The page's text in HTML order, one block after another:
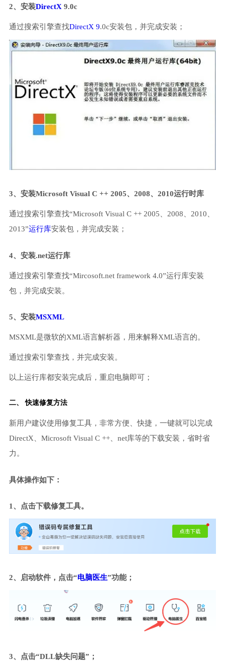
2、安装DirectX 9.0c
通过搜索引擎查找DirectX 9.0c安装包，并完成安装；
3、安装Microsoft Visual C ++ 2005、2008、2010运行时库
通过搜索引擎查找“Microsoft Visual C ++ 2005、2008、2010、
2013”运行库安装包，并完成安装；
4、安装.net运行库
通过搜索引擎查找“Mircosoft.net framework 4.0”运行库安装
包，并完成安装。
5、安装MSXML
MSXML是微软的XML语言解析器，用来解释XML语言的。
通过搜索引擎查找，并完成安装。
以上运行库都安装完成后，重启电脑即可；
二、 快速修复方法
新用户建议使用修复工具，非常方便、快捷，一键就可以完成
DirectX、Microsoft Visual C ++、net库等的下载安装，省时省
力。
具体操作如下：
1、点击下载修复工具。
2、启动软件，点击“电脑医生”功能；
3、点击“DLL缺失问题”；